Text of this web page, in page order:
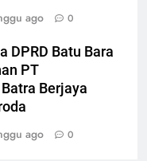
ago 0
DPRD Batu Bara
PT
Berjaya
ago 0